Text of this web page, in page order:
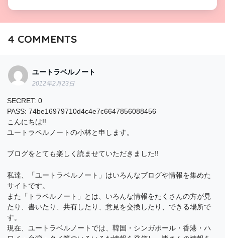
4 COMMENTS
ユートラベルノート
2012年2月23日
SECRET: 0
PASS: 74be16979710d4c4e7c6647856088456
こんにちは!!
ユートラベルノートの小林と申します。
ブログをとても楽しく読ませていただきました!!
私達、「ユートラベルノート」はいろんなブログや情報を集めた
サイトです。
また「トラベルノート」とは、いろんな情報をたくさんの方が見
たり、書いたり、共有したり、意見を交換したり、できる場所で
す。
現在、ユートラベルノートでは、韓国・シンガポール・香港・ハ